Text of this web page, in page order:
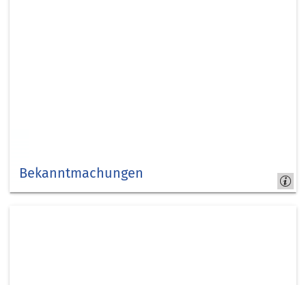
Bekanntmachungen